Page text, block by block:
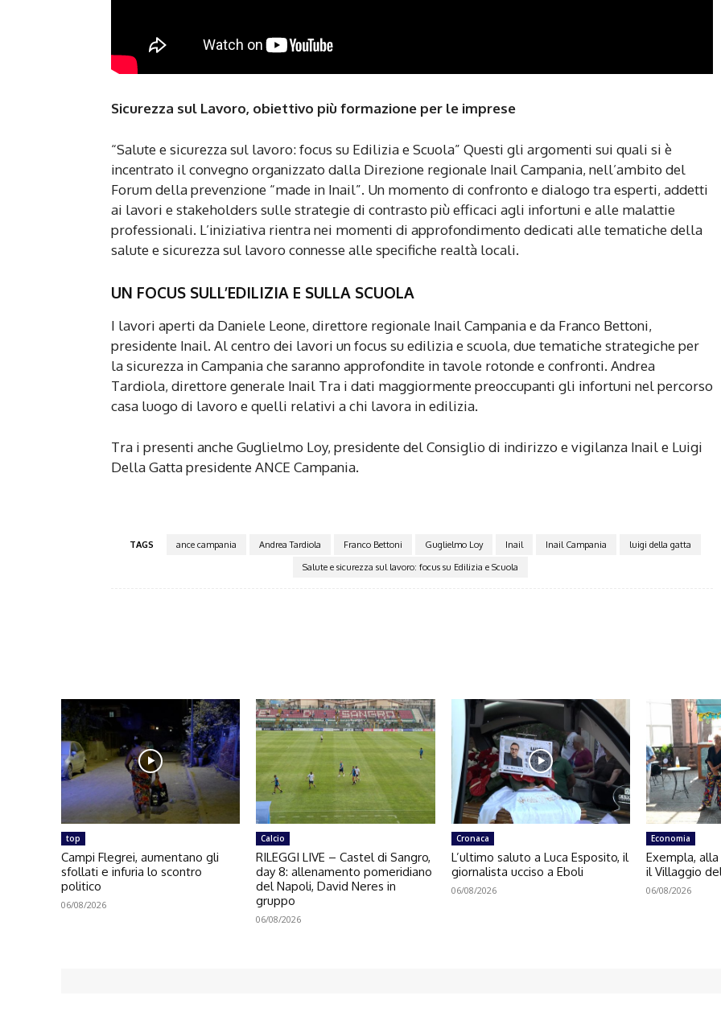
Sicurezza sul Lavoro, obiettivo più formazione per le imprese
“Salute e sicurezza sul lavoro: focus su Edilizia e Scuola” Questi gli argomenti sui quali si è
incentrato il convegno organizzato dalla Direzione regionale Inail Campania, nell’ambito del
Forum della prevenzione “made in Inail”. Un momento di confronto e dialogo tra esperti, addetti
ai lavori e stakeholders sulle strategie di contrasto più efficaci agli infortuni e alle malattie
professionali. L’iniziativa rientra nei momenti di approfondimento dedicati alle tematiche della
salute e sicurezza sul lavoro connesse alle specifiche realtà locali.
UN FOCUS SULL’EDILIZIA E SULLA SCUOLA
I lavori aperti da Daniele Leone, direttore regionale Inail Campania e da Franco Bettoni,
presidente Inail. Al centro dei lavori un focus su edilizia e scuola, due tematiche strategiche per
la sicurezza in Campania che saranno approfondite in tavole rotonde e confronti. Andrea
Tardiola, direttore generale Inail Tra i dati maggiormente preoccupanti gli infortuni nel percorso
casa luogo di lavoro e quelli relativi a chi lavora in edilizia.
Tra i presenti anche Guglielmo Loy, presidente del Consiglio di indirizzo e vigilanza Inail e Luigi
Della Gatta presidente ANCE Campania.
TAGS ance campania Andrea Tardiola Franco Bettoni Guglielmo Loy Inail Inail Campania
luigi della gatta
Salute e sicurezza sul lavoro: focus su Edilizia e Scuola
top
Campi Flegrei, aumentano gli
sfollati e infuria lo scontro
politico
06/08/2026
Calcio
RILEGGI LIVE – Castel di Sangro,
day 8: allenamento pomeridiano
del Napoli, David Neres in
gruppo
06/08/2026
Cronaca
L’ultimo saluto a Luca Esposito, il
giornalista ucciso a Eboli
06/08/2026
Economia
Exempla,
il Villaggio
06/08/2026